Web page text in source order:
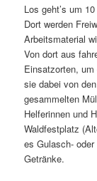
Los geht’s um
Dort werden
Arbeitsmaterial
Von dort aus
Einsatzorten,
sie dabei von
gesammelten
Helferinnen und
Waldfestplatz
es Gulasch-
Getränke.